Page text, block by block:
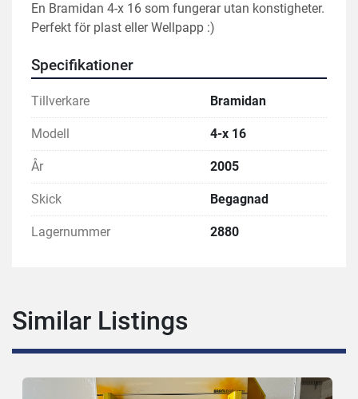
En Bramidan 4-x 16 som fungerar utan konstigheter.
Perfekt för plast eller Wellpapp :)
Specifikationer
Tillverkare Bramidan
Modell 4-x 16
År 2005
Skick Begagnad
Lagernummer 2880
Similar Listings